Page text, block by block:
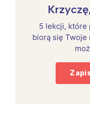
5 lekcji, które
biorą się